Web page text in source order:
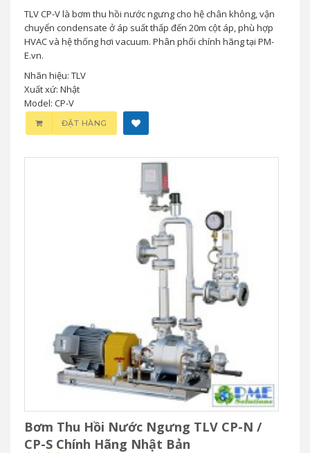
TLV CP-V là bơm thu hồi nước ngưng cho hệ chân không, vận
chuyển condensate ở áp suất thấp đến 20m cột áp, phù hợp
HVAC và hệ thống hơi vacuum. Phân phối chính hãng tại PM-
E.vn.
Nhãn hiệu: TLV
Xuất xứ: Nhật
Model: CP-V
ĐẶT HÀNG
Bơm Thu Hồi Nước Ngưng TLV CP-N /
CP-S Chính Hãng Nhật Bản